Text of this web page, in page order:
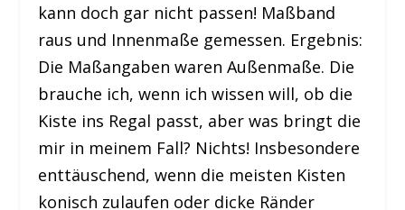
kann doch gar nicht passen! Maßband
raus und Innenmaße gemessen. Ergebnis:
Die Maßangaben waren Außenmaße. Die
brauche ich, wenn ich wissen will, ob die
Kiste ins Regal passt, aber was bringt die
mir in meinem Fall? Nichts! Insbesondere
enttäuschend, wenn die meisten Kisten
konisch zulaufen oder dicke Ränder